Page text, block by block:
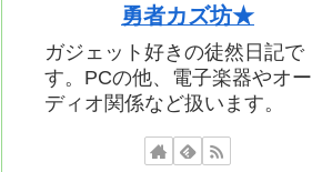
勇者カズ坊★
ガジェット好きの徒然日記で
す。PCの他、電子楽器やオー
ディオ関係など扱います。